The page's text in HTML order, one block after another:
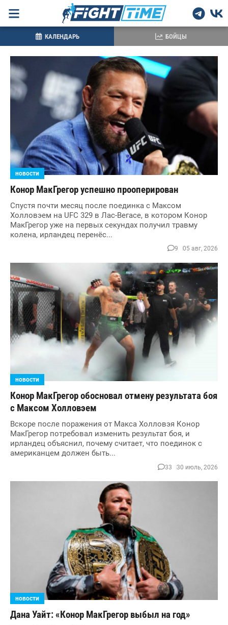
новости
Конор МакГрегор успешно прооперирован
Спустя почти месяц после поединка с Максом
Холловэем на UFC 329 в Лас-Вегасе, в котором Конор
МакГрегор уже на первых секундах получил травму
колена, ирландец перенёс...
9 05 авг, 2026
новости
Конор МакГрегор обосновал отмену результата боя
с Максом Холловэем
Вскоре после поражения от Макса Холловэя Конор
МакГрегор потребовал изменить результат боя, и
ирландец объяснил, почему считает, что поединок с
американцем должен быть...
33 30 июль, 2026
новости
Дана Уайт: «Конор МакГрегор выбыл на год»
КАЛЕНДАРЬ БОЙЦЫ